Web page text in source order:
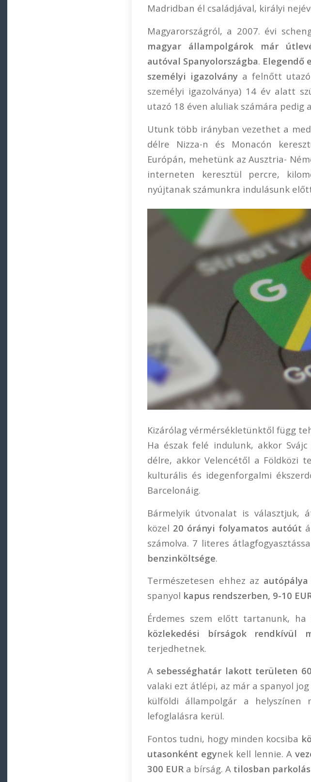
Madridban él családjával, királyi
Magyarországról, a 2007. évi
magyar állampolgárok már
autóval Spanyolországba. Elegendő
személyi igazolvány a felnőtt
személyi igazolványa) 14 év alatt
utazó 18 éven aluliak számára pedig
Utunk több irányban vezethet a
délre Nizza-n és Monacón
Európán, mehetünk az Ausztria-
interneten keresztül percre,
nyújtanak számunkra indulásunk
Kizárólag vérmérsékletünktől függ
Ha észak felé indulunk, akkor
délre, akkor Velencétől a Földközi
kulturális és idegenforgalmi
Barcelonáig.
Bármelyik útvonalat is választjuk,
közel 20 órányi folyamatos autóút
számolva. 7 literes
benzinköltsége.
Természetesen ehhez az
spanyol kapus rendszerben, 9-10
Érdemes szem előtt tartanunk, ha
közlekedési bírságok
rendkívül
terjedhetnek.
A sebességhatár lakott területen
valaki ezt átlépi, az már a spanyol
külföldi állampolgár a
lefoglalásra kerül.
Fontos tudni, hogy minden kocsiba
utasonként egynek kell lennie. A
300 EUR a bírság. A tilosban